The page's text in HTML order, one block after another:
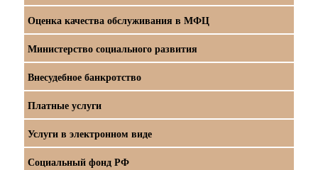
Оценка качества обслуживания в МФЦ
Министерство социального развития
Внесудебное банкротство
Платные услуги
Услуги в электронном виде
Социальный фонд РФ